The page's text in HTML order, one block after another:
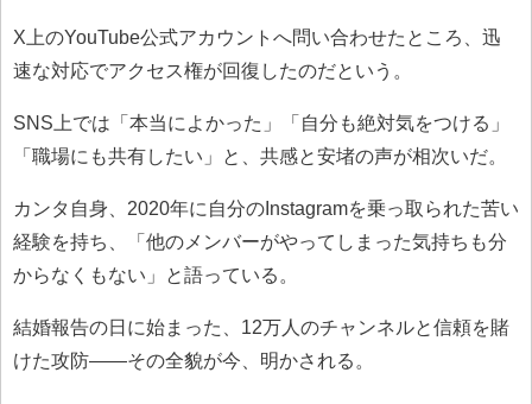
X上のYouTube公式アカウントへ問い合わせたところ、迅
速な対応でアクセス権が回復したのだという。
SNS上では「本当によかった」「自分も絶対気をつける」
「職場にも共有したい」と、共感と安堵の声が相次いだ。
カンタ自身、2020年に自分のInstagramを乗っ取られた苦い
経験を持ち、「他のメンバーがやってしまった気持ちも分
からなくもない」と語っている。
結婚報告の日に始まった、12万人のチャンネルと信頼を賭
けた攻防——その全貌が今、明かされる。